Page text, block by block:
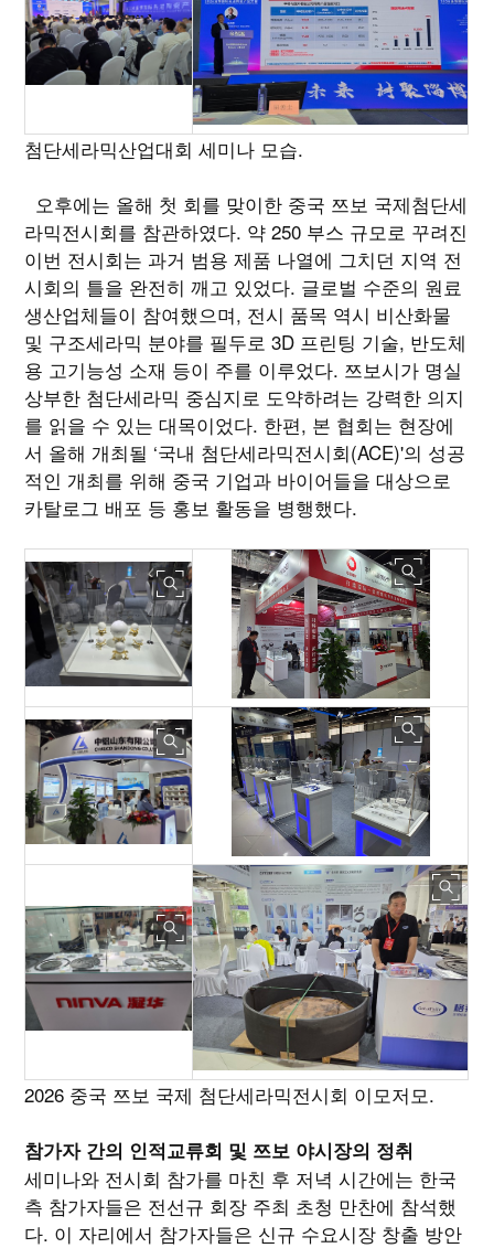
첨단세라믹산업대회 세미나 모습.
오후에는 올해 첫 회를 맞이한 중국 쯔보 국제첨단세
라믹전시회를 참관하였다. 약 250 부스 규모로 꾸려진
이번 전시회는 과거 범용 제품 나열에 그치던 지역 전
시회의 틀을 완전히 깨고 있었다. 글로벌 수준의 원료
생산업체들이 참여했으며, 전시 품목 역시 비산화물
및 구조세라믹 분야를 필두로 3D 프린팅 기술, 반도체
용 고기능성 소재 등이 주를 이루었다. 쯔보시가 명실
상부한 첨단세라믹 중심지로 도약하려는 강력한 의지
를 읽을 수 있는 대목이었다. 한편, 본 협회는 현장에
서 올해 개최될 ‘국내 첨단세라믹전시회(ACE)'의 성공
적인 개최를 위해 중국 기업과 바이어들을 대상으로
카탈로그 배포 등 홍보 활동을 병행했다.
2026 중국 쯔보 국제 첨단세라믹전시회 이모저모.
참가자 간의 인적교류회 및 쯔보 야시장의 정취
세미나와 전시회 참가를 마친 후 저녁 시간에는 한국
측 참가자들은 전선규 회장 주최 초청 만찬에 참석했
다. 이 자리에서 참가자들은 신규 수요시장 창출 방안